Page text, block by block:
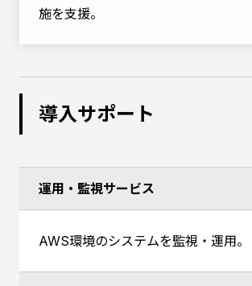
施を支援。
導入サポート
運用・監視サービス
AWS環境のシステムを監視・運用。